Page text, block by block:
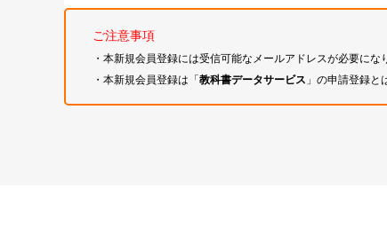
ご注意事項
・本新規会員登録には受信可能なメールアドレスが必要にな
・本新規会員登録は「教科書データサービス 」の申請登録と